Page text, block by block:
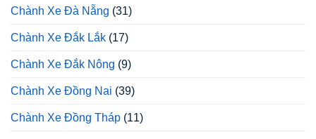
Chành Xe Đà Nẵng (31)
Chành Xe Đắk Lắk (17)
Chành Xe Đắk Nông (9)
Chành Xe Đồng Nai (39)
Chành Xe Đồng Tháp (11)